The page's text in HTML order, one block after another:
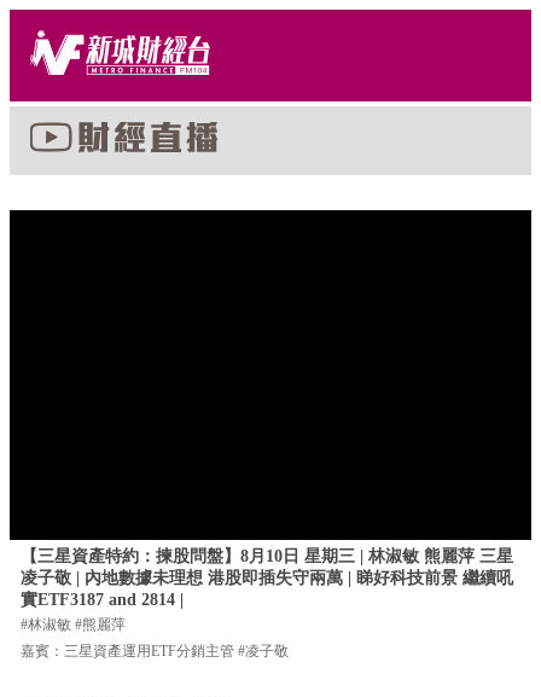
【三星資產特約：揀股問盤】8月10日 星期三 | 林淑敏 熊麗萍 三星
凌子敬 | 內地數據未理想 港股即插失守兩萬 | 睇好科技前景 繼續吼
實ETF3187 and 2814 |
#林淑敏 #熊麗萍
嘉賓：三星資產運用ETF分銷主管 #凌子敬